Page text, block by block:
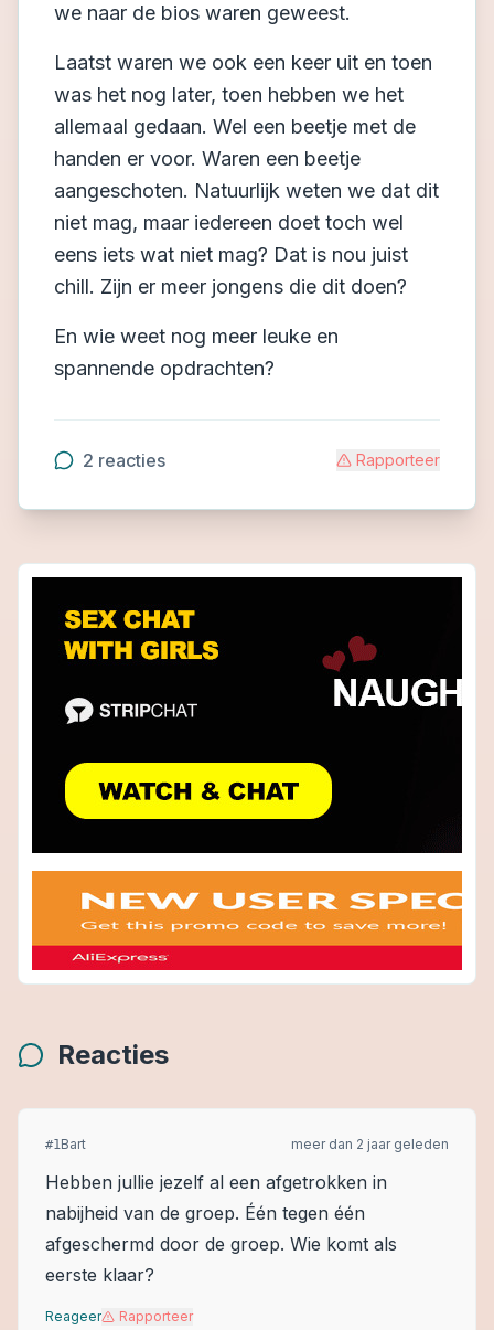
we naar de bios waren geweest.
Laatst waren we ook een keer uit en toen
was het nog later, toen hebben we het
allemaal gedaan. Wel een beetje met de
handen er voor. Waren een beetje
aangeschoten. Natuurlijk weten we dat dit
niet mag, maar iedereen doet toch wel
eens iets wat niet mag? Dat is nou juist
chill. Zijn er meer jongens die dit doen?
En wie weet nog meer leuke en
spannende opdrachten?
2 reacties Rapporteer
Reacties
#1Bart meer dan 2 jaar geleden
Hebben jullie jezelf al een afgetrokken in
nabijheid van de groep. Één tegen één
afgeschermd door de groep. Wie komt als
eerste klaar?
Reageer Rapporteer